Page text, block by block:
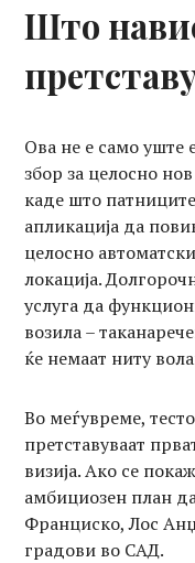
Што
Ова не е само уште
збор за целосно
каде што
апликација да
целосно
локација.
услуга да
возила –
ќе немаат ниту
Во меѓувреме,
претставуваат
визија. Ако се
амбициозен план
Франциско, Лос
градови во САД.